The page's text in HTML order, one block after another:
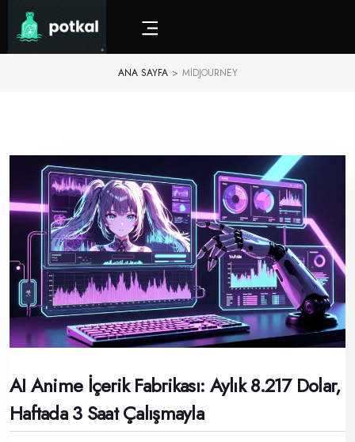
ANA SAYFA > MIDJOURNEY
AI Anime İçerik Fabrikası: Aylık 8.217 Dolar,
Haftada 3 Saat Çalışmayla